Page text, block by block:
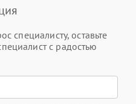
специалисту, оставьте
с радостью